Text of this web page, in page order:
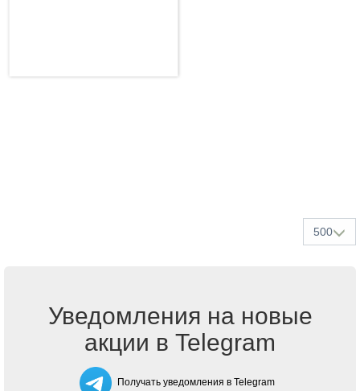
500
Уведомления на новые
акции в Telegram
Получать уведомления в Telegram